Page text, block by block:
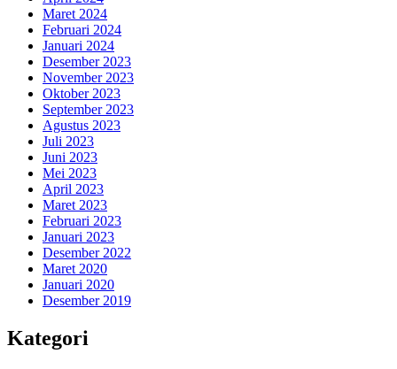
Maret 2024
Februari 2024
Januari 2024
Desember 2023
November 2023
Oktober 2023
September 2023
Agustus 2023
Juli 2023
Juni 2023
Mei 2023
April 2023
Maret 2023
Februari 2023
Januari 2023
Desember 2022
Maret 2020
Januari 2020
Desember 2019
Kategori